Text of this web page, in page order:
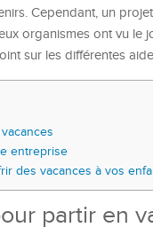
Cependant, un
organismes ont vu le
sur les différentes
entreprise
des vacances à vos
partir en